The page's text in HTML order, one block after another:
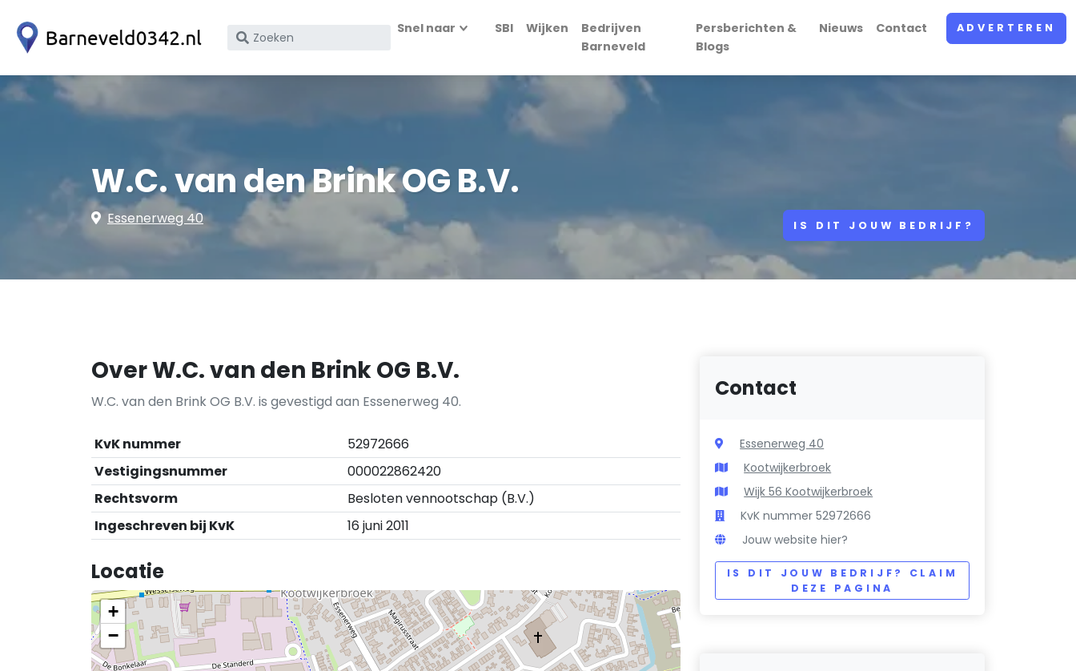
Zoek
bedrijfsnaam
Snel naar SBI Wijken
Bedrijven
Barneveld
Persberichten &
Blogs
Nieuws Contact ADVERTEREN
W.C. van den Brink OG B.V.
Essenerweg 40 IS DIT JOUW BEDRIJF?
Over W.C. van den Brink OG B.V.
W.C. van den Brink OG B.V. is gevestigd aan Essenerweg 40.
KvK nummer
52972666
Vestigingsnummer
000022862420
Rechtsvorm
Besloten vennootschap (B.V.)
Ingeschreven bij KvK
16 juni 2011
Locatie
+
−
Contact
Essenerweg 40
Kootwijkerbroek
Wijk 56 Kootwijkerbroek
KvK nummer 52972666
Jouw website hier?
IS DIT JOUW BEDRIJF? CLAIM
DEZE PAGINA